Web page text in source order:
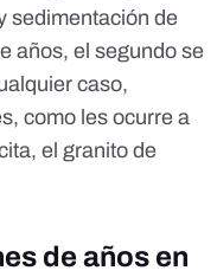
sedimentación de
años, el segundo se
caso,
como les ocurre a
el granito de
de años en